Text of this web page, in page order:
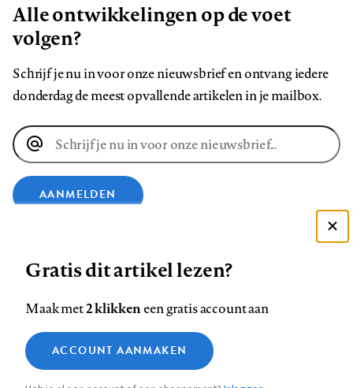
Alle ontwikkelingen op de voet
volgen?
Schrijf je nu in voor onze nieuwsbrief en ontvang iedere
donderdag de meest opvallende artikelen in je mailbox.
E-
mailadres
AANMELDEN
op
Facebook
op
LinkedIn
op
Bluesky
ons
op
InstagramYouTube
Footer
Contact Colofon Disclaimer Privacy
Medische vragen verdienen
betrouwbare antwoorden
Zie onze cookie policy
Analytische cookies
Gratis dit artikel lezen?
Maak met2 klikkeneen gratis account aan
ACCOUNT AANMAKEN